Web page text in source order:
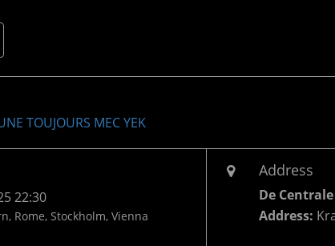
TOUJOURS MEC YEK
22:30
Rome, Stockholm, Vienna
Address
De
Address: